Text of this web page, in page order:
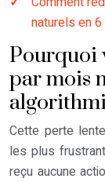
naturels en
Pourquoi
par mois
Cette perte
les plus
reçu aucune